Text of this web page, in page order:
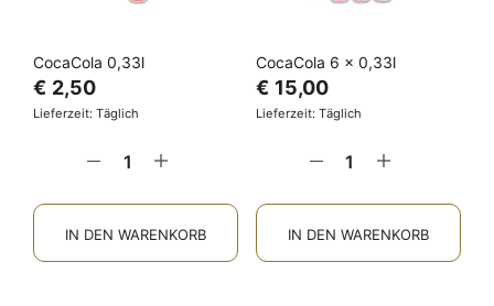
CocaCola 0,33l
€ 2,50
Lieferzeit: Täglich
IN DEN WARENKORB
CocaCola 6 x 0,33l
€ 15,00
Lieferzeit: Täglich
IN DEN WARENKORB